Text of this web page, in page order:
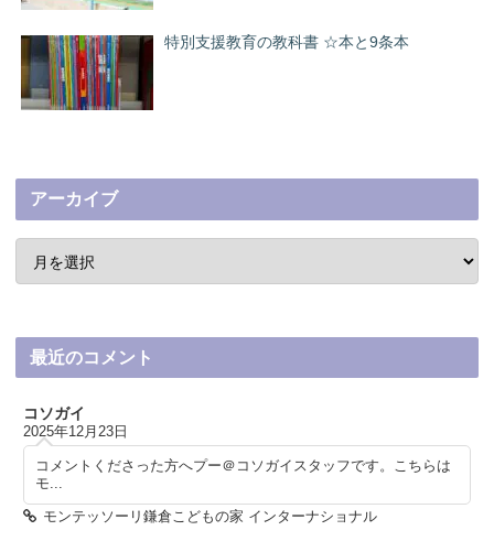
特別支援教育の教科書 ☆本と9条本
アーカイブ
最近のコメント
コソガイ
2025年12月23日
コメントくださった方へプー＠コソガイスタッフです。こちらは
モ...
モンテッソーリ鎌倉こどもの家 インターナショナル